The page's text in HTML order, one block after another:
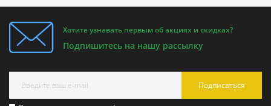
Хотите узнавать первым об акциях и скидках?
Подпишитесь на нашу рассылку
Подписаться